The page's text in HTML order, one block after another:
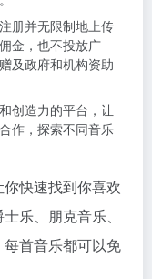
册并无限制地上传
金，也不投放广
及政府和机构资助
创造力的平台，让
作，探索不同音乐
快速找到你喜欢
乐、朋克音乐、
首音乐都可以免